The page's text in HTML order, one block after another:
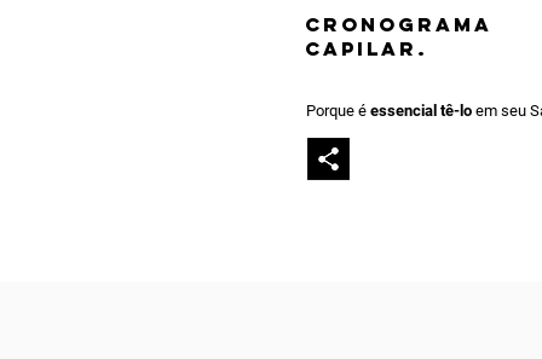
CRONOGRAMA
CAPILAR.
Porque é essencial tê-lo em seu